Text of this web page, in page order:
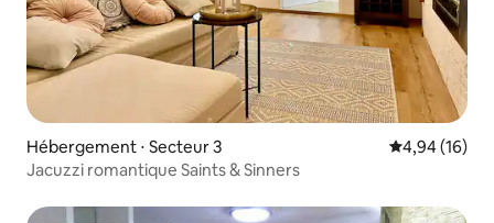
Hébergement ⋅ Secteur 3 Évaluation
4,94 (16)
Jacuzzi romantique Saints & Sinners